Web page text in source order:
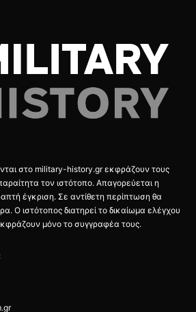
στο military-history.gr εκφράζουν τους
τον ιστότοπο. Απαγορεύεται η
έγκριση. Σε αντίθετη περίπτωση θα
Ο ιστότοπος διατηρεί το δικαίωμα ελέγχου
μόνο το συγγραφέα τους.